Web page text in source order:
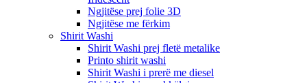
Ngjitëse prej folie 3D
Ngjitëse me fërkim
Shirit Washi
Shirit Washi prej fletë metalike
Printo shirit washi
Shirit Washi i prerë me diesel